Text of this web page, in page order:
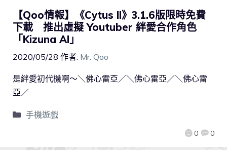
【Qoo情報】《Cytus II》3.1.6版限時免費
下載 推出虛擬 Youtuber 絆愛合作角色
「Kizuna AI」
2020/05/28 作者: Mr. Qoo
0 0
是絆愛初代機啊～＼佛心雷亞／＼佛心雷亞／＼佛心雷
亞／
手機遊戲